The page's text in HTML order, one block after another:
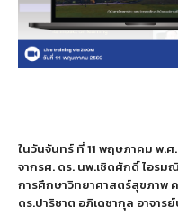
ในวันจันทร์ ที่ 11 พฤษภาคม พ.ศ
จากรศ. ดร. นพ.เชิดศักดิ์ ไอร
การศึกษาวิทยาศาสตร์สุขภาพ
ดร.ปาริชาต อภิเดชากุล อาจาร